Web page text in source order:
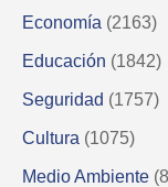
Economía (2163)
Educación (1842)
Seguridad (1757)
Cultura (1075)
Medio Ambiente